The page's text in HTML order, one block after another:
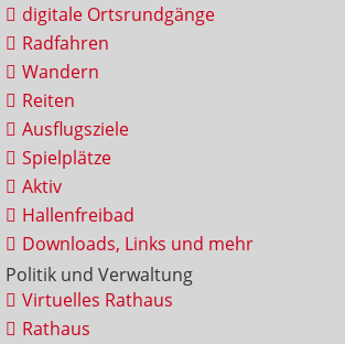
digitale Ortsrundgänge
Radfahren
Wandern
Reiten
Ausflugsziele
Spielplätze
Aktiv
Hallenfreibad
Downloads, Links und mehr
Politik und Verwaltung
Virtuelles Rathaus
Rathaus